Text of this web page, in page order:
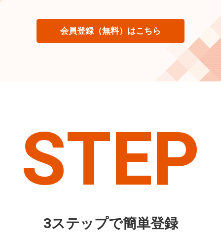
会員登録（無料）はこちら
STEP
3ステップで簡単登録